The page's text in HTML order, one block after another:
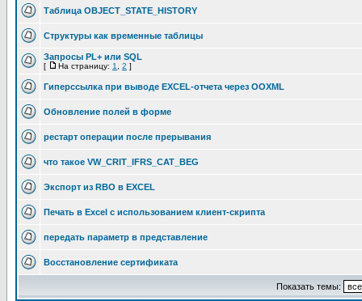
Таблица OBJECT_STATE_HISTORY
Структуры как временные таблицы
Запросы PL+ или SQL
[ На страницу: 1 2 ]
Гиперссылка при выводе EXCEL-отчета через OOXML
Обновление полей в форме
рестарт операции после прерывания
что такое VW_CRIT_IFRS_CAT_BEG
Экспорт из RBO в EXCEL
Печать в Excel с использованием клиент-скрипта
передать параметр в представление
Восстановление сертификата
Показать темы: